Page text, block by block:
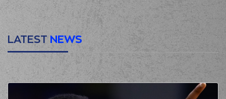
LATEST NEWS